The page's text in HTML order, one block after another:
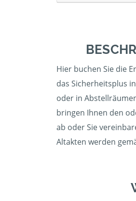
Hier buchen Sie die
das Sicherheitsplus
oder in
bringen Ihnen den
ab oder Sie
Altakten werden